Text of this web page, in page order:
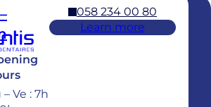
– Ve : 7h
058 234 00 80
Learn more